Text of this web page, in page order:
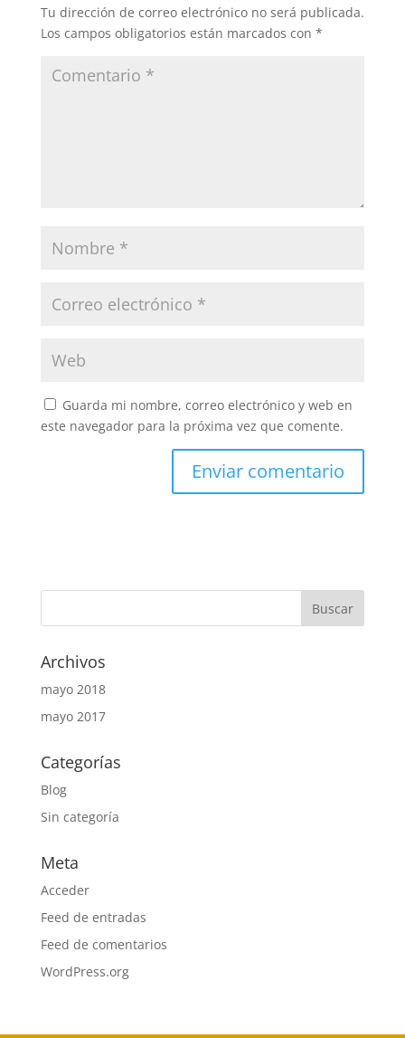
Tu dirección de correo electrónico no será publicada.
Los campos obligatorios están marcados con *
Guarda mi nombre, correo electrónico y web en
este navegador para la próxima vez que comente.
Archivos
mayo 2018
mayo 2017
Categorías
Blog
Sin categoría
Meta
Acceder
Feed de entradas
Feed de comentarios
WordPress.org